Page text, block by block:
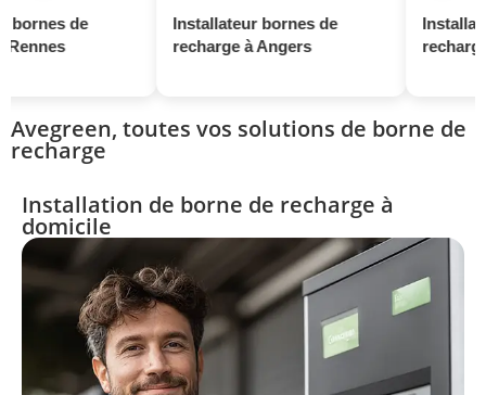
Installateur bornes de
recharge à Angers
Installateur bornes
recharge à Saint-
Avegreen, toutes vos solutions de borne de
recharge
Installation de borne de recharge à
domicile